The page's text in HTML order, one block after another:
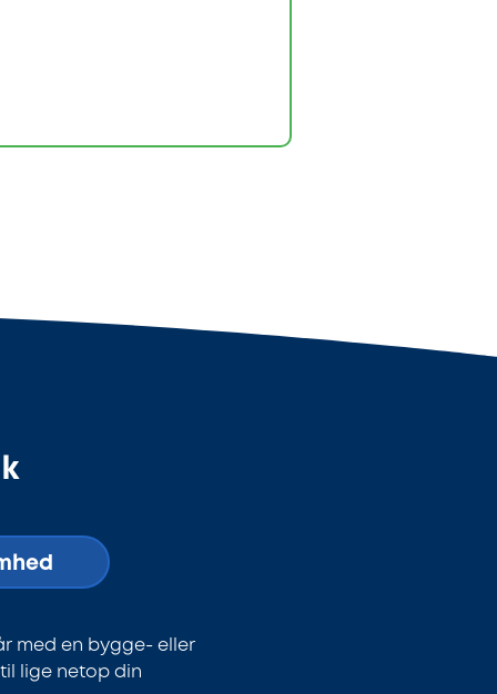
med en bygge- eller
lige netop din